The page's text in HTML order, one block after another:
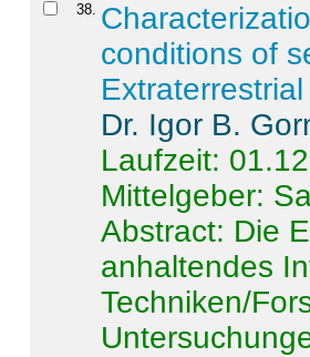
38.
conditions of
Dr. Igor B.
Laufzeit:
Mittelgeber:
Abstract: Die
anhaltendes
Techniken/